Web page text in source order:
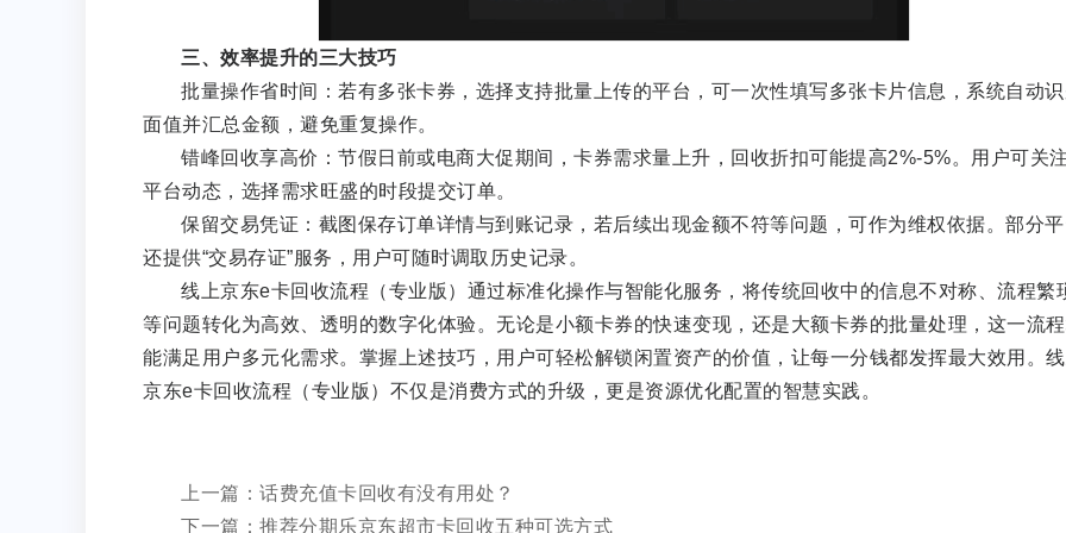
三、效率提升的三大技巧
批量操作省时间：若有多张卡券，选择支持批量上传的平台，可一次性填写多张卡片信息，系统自动识
面值并汇总金额，避免重复操作。
错峰回收享高价：节假日前或电商大促期间，卡券需求量上升，回收折扣可能提高2%-5%。用户可关注
平台动态，选择需求旺盛的时段提交订单。
保留交易凭证：截图保存订单详情与到账记录，若后续出现金额不符等问题，可作为维权依据。部分平
还提供“交易存证”服务，用户可随时调取历史记录。
线上京东e卡回收流程（专业版）通过标准化操作与智能化服务，将传统回收中的信息不对称、流程繁
等问题转化为高效、透明的数字化体验。无论是小额卡券的快速变现，还是大额卡券的批量处理，这一流
能满足用户多元化需求。掌握上述技巧，用户可轻松解锁闲置资产的价值，让每一分钱都发挥最大效用。
京东e卡回收流程（专业版）不仅是消费方式的升级，更是资源优化配置的智慧实践。
上一篇：话费充值卡回收有没有用处？
下一篇：推荐分期乐京东超市卡回收五种可选方式